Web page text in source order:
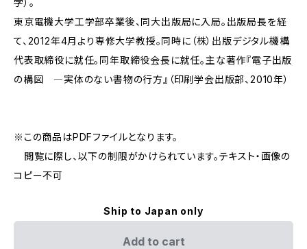
学）。
東京電機大学工学部卒業後、同大出版局に入局。出版局長を経
て、2012年4月より専修大学教授。同時に（株）出版デジタル機構
代表取締役に就任。同年取締役会長に就任。主な著作『電子出版
の構図 ―実体のない書物の行方』（印刷学会出版部、2010年）
※この商品はPDFファイルとなります。
閲覧に際し、以下の制限がかけられています。テキスト・画像の
コピー不可
Ship to Japan only
Add to cart